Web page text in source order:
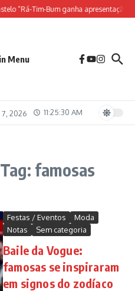
“Rá-Tim-Bum ganha apresentação
Menu
2026 11:25:30 AM
famosas
Festas / Eventos
Moda
Notas
Sem categoria
Baile da Vogue:
famosas se inspiraram
em signos do zodíaco